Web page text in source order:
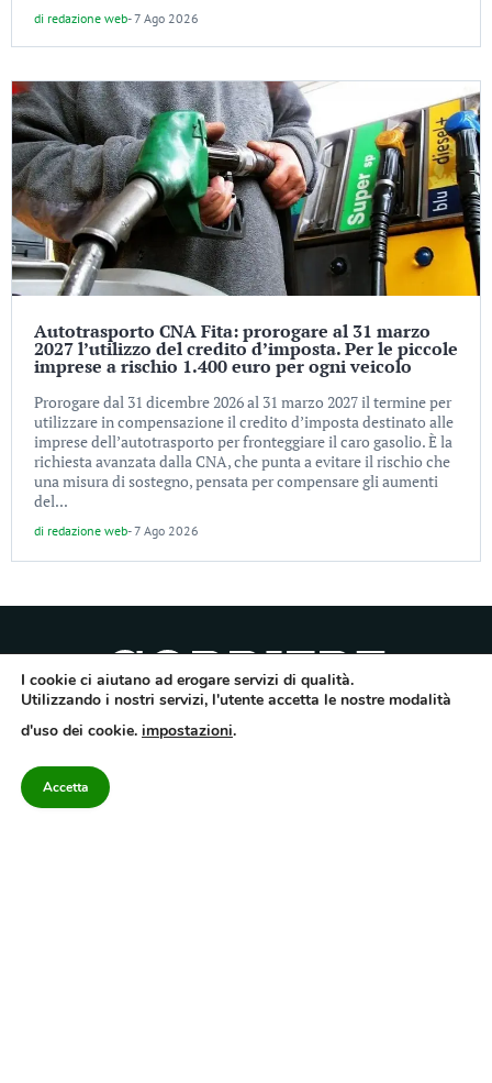
di redazione web-7 Ago 2026
Autotrasporto CNA Fita: prorogare al 31 marzo
2027 l’utilizzo del credito d’imposta. Per le piccole
imprese a rischio 1.400 euro per ogni veicolo
Prorogare dal 31 dicembre 2026 al 31 marzo 2027 il termine per
utilizzare in compensazione il credito d’imposta destinato alle
imprese dell’autotrasporto per fronteggiare il caro gasolio. È la
richiesta avanzata dalla CNA, che punta a evitare il rischio che
una misura di sostegno, pensata per compensare gli aumenti
del...
di redazione web-7 Ago 2026
10/9/2012. Iscritto nel Registro Operatori di Comunicazione al n.7671
Avellino – Cap.Soc. 20.000 € – REA 187346 – PI/CF. Reg. naz. stampa 10218/99
I cookie ci aiutano ad erogare servizi di qualità.
Utilizzando i nostri servizi, l'utente accetta le nostre modalità
d'uso dei cookie. impostazioni.
Accetta